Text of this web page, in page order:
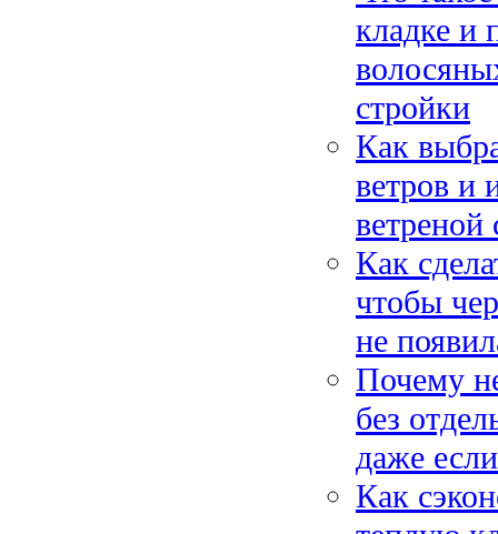
кладке и
стройки
Как
ветров и
ветреной
Как
чтобы
не
Почему
без
даже
Как